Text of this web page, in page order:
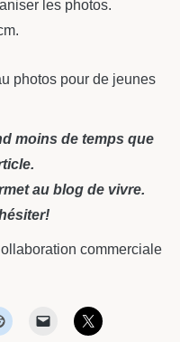
les photos.
photos pour de jeunes
moins de temps que
au blog de vivre.
commerciale